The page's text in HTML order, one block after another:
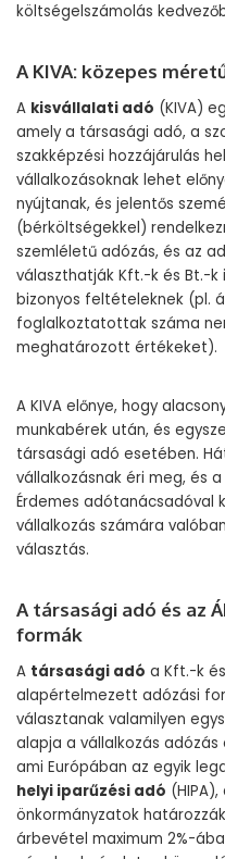
költségelszámolás
A KIVA: közepes
A kisvállalati adó (KIVA)
amely a társasági adó, a
szakképzési hozzájárulás
vállalkozásoknak lehet
nyújtanak, és jelentős
(bérköltségekkel)
szemléletű adózás, és az
választhatják Kft.-k és Bt.-
bizonyos feltételeknek (pl.
foglalkoztatottak száma
meghatározott értékeket).
A KIVA előnye, hogy
munkabérek után, és
társasági adó esetében.
vállalkozásnak éri meg, és
Érdemes adótanácsadóval
vállalkozás számára
választás.
A társasági adó és az
formák
A társasági adó a Kft.-k
alapértelmezett adózási
választanak valamilyen
alapja a vállalkozás
ami Európában az egyik
helyi iparűzési adó
önkormányzatok
árbevétel maximum 2%-